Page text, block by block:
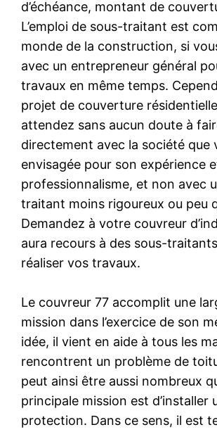
d’échéance, montant de
L’emploi de sous-traitant est
monde de la construction, si
avec un entrepreneur général
travaux en même temps.
projet de couverture
attendez sans aucun doute à
directement avec la société que
envisagée pour son expérience
professionnalisme, et non avec
traitant moins rigoureux ou peu
Demandez à votre couvreur
aura recours à des sous-
réaliser vos travaux.
Le couvreur 77 accomplit une
mission dans l’exercice de son
idée, il vient en aide à tous les
rencontrent un problème de
peut ainsi être aussi nombreux
principale mission est d’installer
protection. Dans ce sens, il est